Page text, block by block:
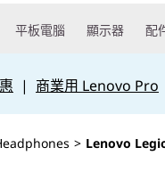
平板電腦 顯示器 配
| 商業用 Lenovo Pro
> Lenovo